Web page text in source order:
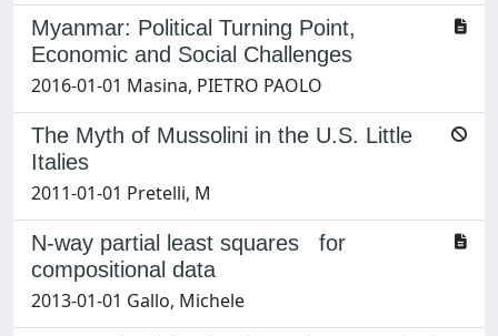
Myanmar: Political Turning Point,
Economic and Social Challenges
2016-01-01 Masina, PIETRO PAOLO
The Myth of Mussolini in the U.S. Little
Italies
2011-01-01 Pretelli, M
N-way partial least squares for
compositional data
2013-01-01 Gallo, Michele